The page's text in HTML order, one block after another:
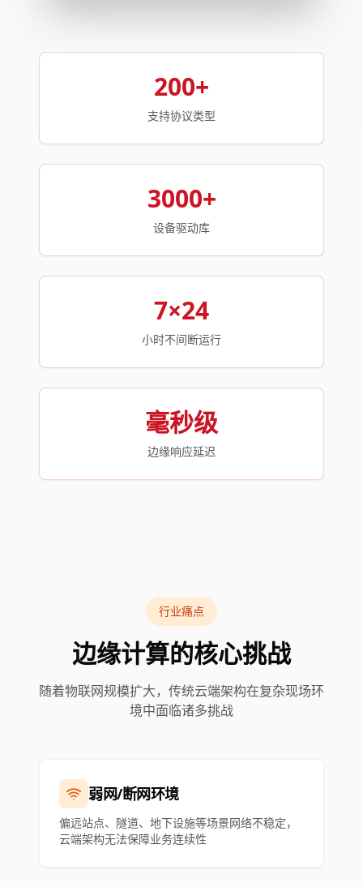
200+
支持协议类型
3000+
设备驱动库
7×24
小时不间断运行
毫秒级
边缘响应延迟
行业痛点
边缘计算的核心挑战
随着物联网规模扩大，传统云端架构在复杂现场环
境中面临诸多挑战
弱网/断网环境
偏远站点、隧道、地下设施等场景网络不稳定，
云端架构无法保障业务连续性